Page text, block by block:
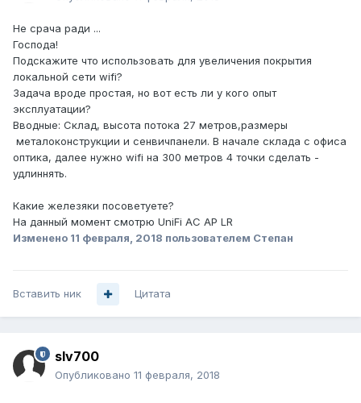
Не срача ради ...
Господа!
Подскажите что использовать для увеличения покрытия
локальной сети wifi?
Задача вроде простая, но вот есть ли у кого опыт
эксплуатации?
Вводные: Склад, высота потока 27 метров,размеры
металоконструкции и сенвичпанели. В начале склада с офиса
оптика, далее нужно wifi на 300 метров 4 точки сделать -
удлиннять.
Какие железяки посоветуете?
На данный момент смотрю UniFi AC AP LR
Изменено 11 февраля, 2018 пользователем Степан
Вставить ник Цитата
slv700
Опубликовано 11 февраля, 2018